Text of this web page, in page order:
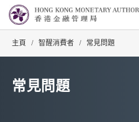
主頁 / 智醒消費者 / 常見問題
常見問題